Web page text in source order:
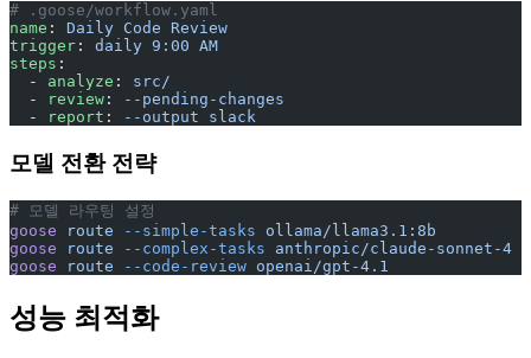
# .goose/workflow.yaml
name : Daily Code Review
trigger : daily 9:00 AM
steps :
  -
analyze : src/
  -
review :
--pending-changes
  -
report : --output slack
모델 전환 전략
# 모델 라우팅 설정
goose route --simple-tasks ollama/llama3.1:8b
goose route --complex-tasks anthropic/claude-sonnet-4
goose route --code-review openai/gpt-4.1
성능 최적화